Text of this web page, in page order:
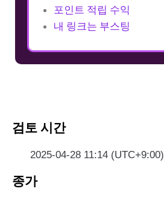
포인트 적립 수익
내 링크는 부스팅
검토 시간
2025-04-28 11:14 (UTC+9:00)
종가